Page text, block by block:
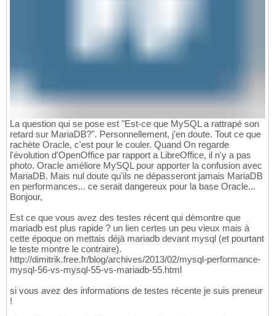
La question qui se pose est "Est-ce que MySQL a rattrapé son
retard sur MariaDB?". Personnellement, j'en doute. Tout ce que
rachète Oracle, c'est pour le couler. Quand On regarde
l'évolution d'OpenOffice par rapport a LibreOffice, il n'y a pas
photo. Oracle améliore MySQL pour apporter la confusion avec
MariaDB. Mais nul doute qu'ils ne dépasseront jamais MariaDB
en performances... ce serait dangereux pour la base Oracle...
Bonjour,
Est ce que vous avez des testes récent qui démontre que
mariadb est plus rapide ? un lien certes un peu vieux mais à
cette époque on mettais déjà mariadb devant mysql (et pourtant
le teste montre le contraire).
http://dimitrik.free.fr/blog/archives/2013/02/mysql-performance-
mysql-56-vs-mysql-55-vs-mariadb-55.html
si vous avez des informations de testes récente je suis preneur
!